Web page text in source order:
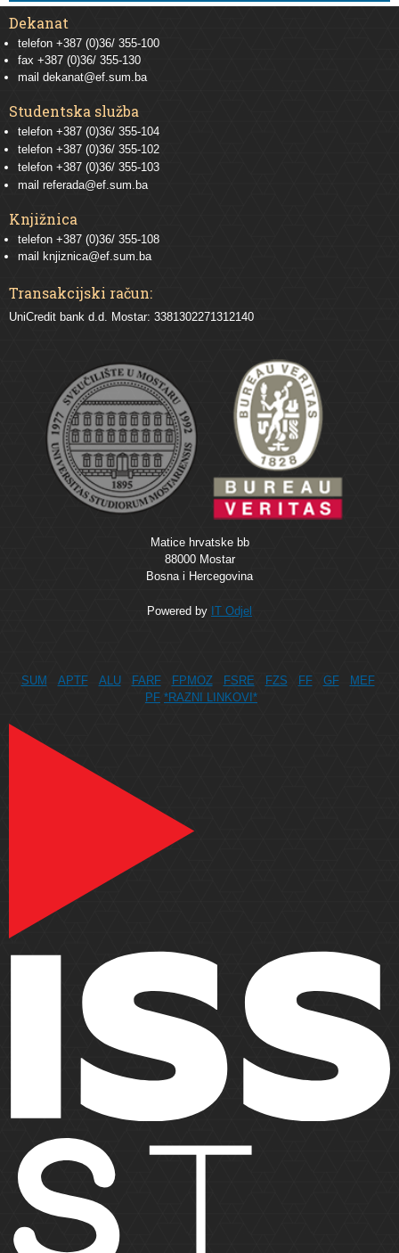
Dekanat
telefon +387 (0)36/ 355-100
fax +387 (0)36/ 355-130
mail dekanat@ef.sum.ba
Studentska služba
telefon +387 (0)36/ 355-104
telefon +387 (0)36/ 355-102
telefon +387 (0)36/ 355-103
mail referada@ef.sum.ba
Knjižnica
telefon +387 (0)36/ 355-108
mail
knjiznica@ef.sum.ba
Transakcijski račun:
UniCredit bank d.d. Mostar: 3381302271312140
Matice hrvatske bb
88000 Mostar
Bosna i Hercegovina
Powered by IT Odjel
SUM APTF ALU FARF FPMOZ FSRE FZS FF GF
MEF
PF *RAZNI LINKOVI*